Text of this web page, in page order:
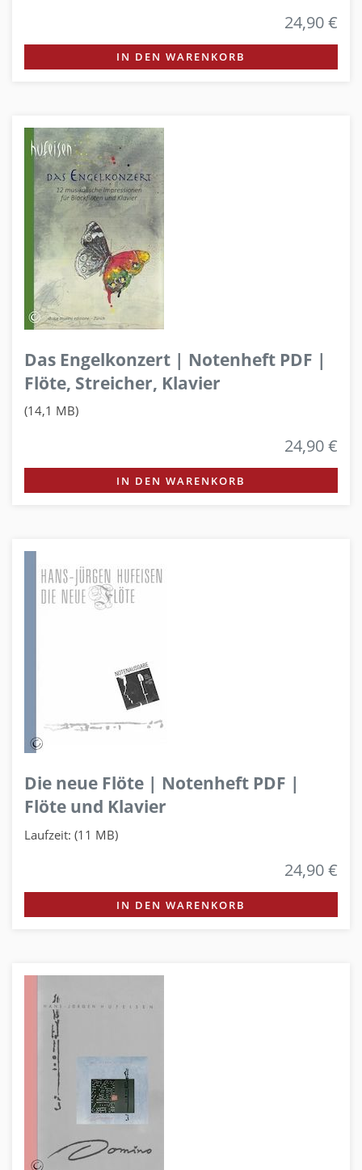
24,90 €
IN DEN WARENKORB
Das Engelkonzert | Notenheft PDF |
Flöte, Streicher, Klavier
(14,1 MB)
24,90 €
IN DEN WARENKORB
Die neue Flöte | Notenheft PDF |
Flöte und Klavier
Laufzeit: (11 MB)
24,90 €
IN DEN WARENKORB